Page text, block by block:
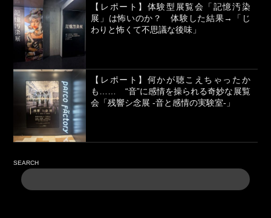
【レポート】体験型展覧会「記憶汚染
展」は怖いのか？ 体験した結果→「じ
わりと怖くて不思議な後味」
【レポート】何かが聴こえちゃったか
も…… “音”に感情を操られる奇妙な展覧
会「残響シ念展 -⾳と感情の実験室-」
SEARCH